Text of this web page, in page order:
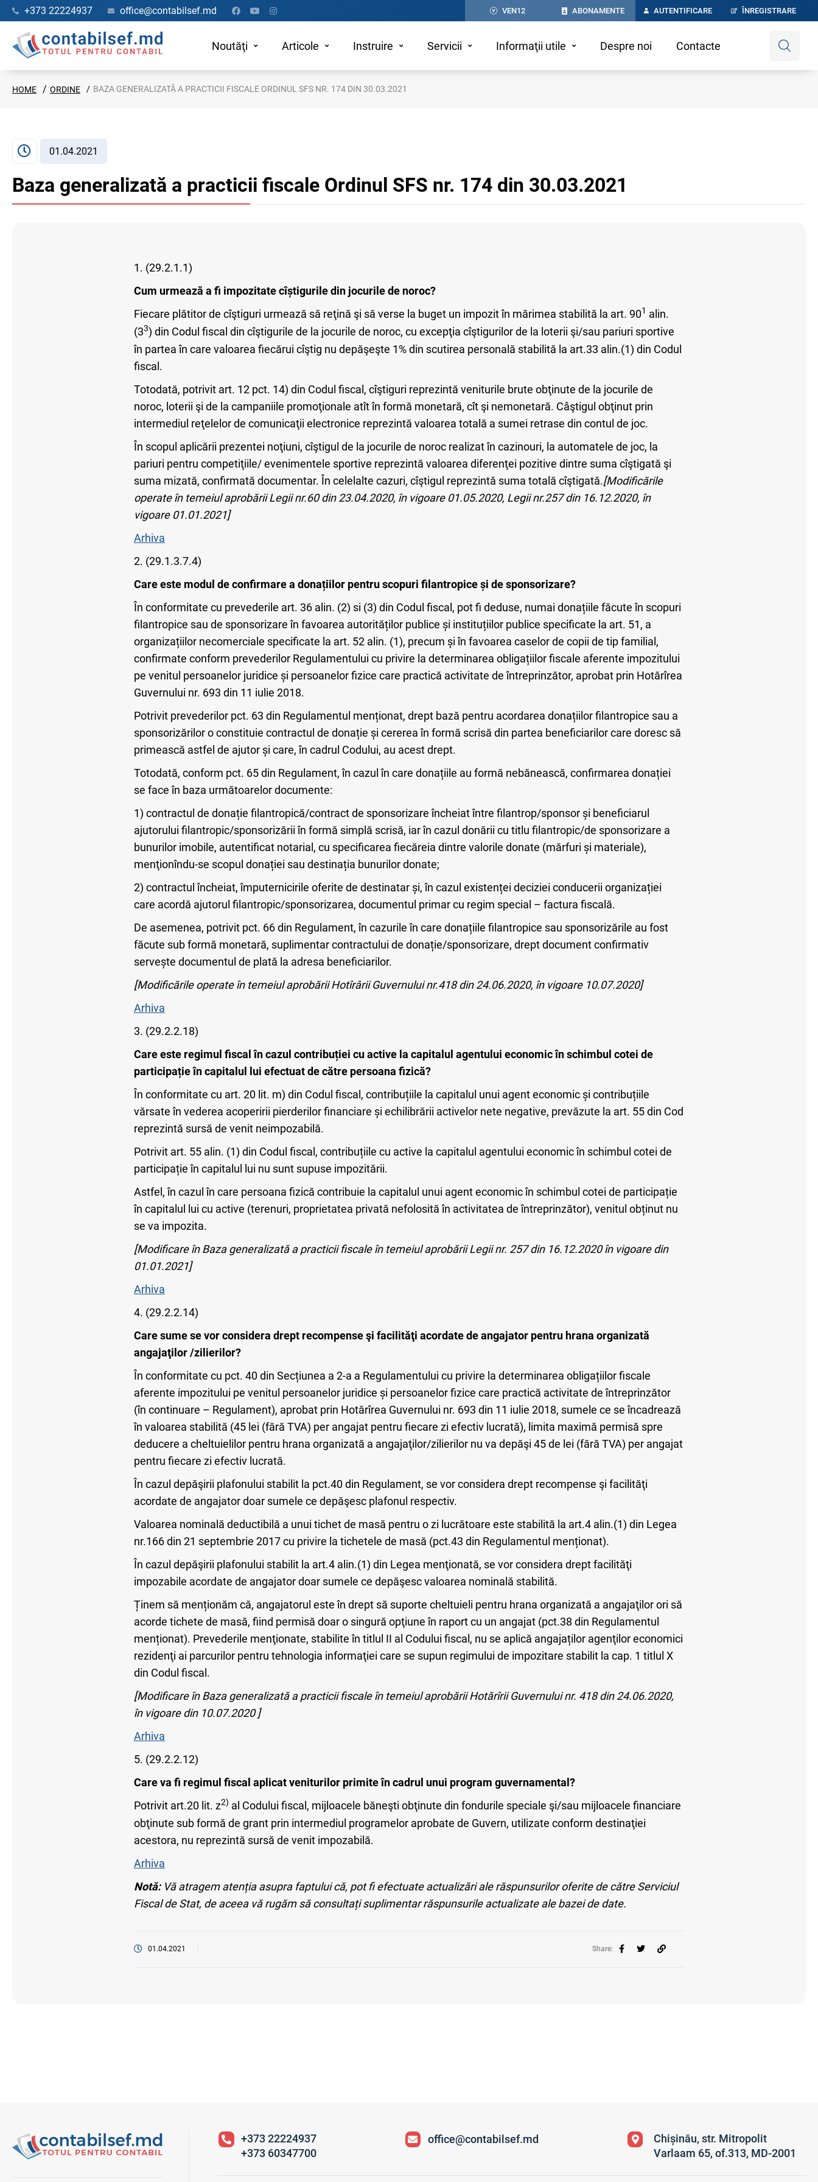
+373 22224937 office@contabilsef.md VEN12 ABONAMENTE AUTENTIFICARE ÎNREGISTRARE
Noutăţi Articole Instruire Servicii Informaţii utile Despre noi Contacte
HOME ORDINE BAZA GENERALIZATĂ A PRACTICII FISCALE ORDINUL SFS NR. 174 DIN 30.03.2021
01.04.2021
Baza generalizată a practicii fiscale Ordinul SFS nr. 174 din 30.03.2021
1. (29.2.1.1)
Cum urmează a fi impozitate cîștigurile din jocurile de noroc?
Fiecare plătitor de cîştiguri urmează să reţină şi să verse la buget un impozit în mărimea stabilită la art. 901 alin.
(33) din Codul fiscal din cîştigurile de la jocurile de noroc, cu excepţia cîştigurilor de la loterii şi/sau pariuri sportive
în partea în care valoarea fiecărui cîştig nu depăşeşte 1% din scutirea personală stabilită la art.33 alin.(1) din Codul
fiscal.
Totodată, potrivit art. 12 pct. 14) din Codul fiscal, cîştiguri reprezintă veniturile brute obţinute de la jocurile de
noroc, loterii şi de la campaniile promoţionale atît în formă monetară, cît şi nemonetară. Câştigul obţinut prin
intermediul reţelelor de comunicaţii electronice reprezintă valoarea totală a sumei retrase din contul de joc.
În scopul aplicării prezentei noţiuni, cîştigul de la jocurile de noroc realizat în cazinouri, la automatele de joc, la
pariuri pentru competiţiile/ evenimentele sportive reprezintă valoarea diferenţei pozitive dintre suma cîştigată şi
suma mizată, confirmată documentar. În celelalte cazuri, cîştigul reprezintă suma totală cîştigată.[Modificările
operate în temeiul aprobării Legii nr.60 din 23.04.2020, în vigoare 01.05.2020, Legii nr.257 din 16.12.2020, în
vigoare 01.01.2021]
Arhiva
2. (29.1.3.7.4)
Care este modul de confirmare a donațiilor pentru scopuri filantropice și de sponsorizare?
În conformitate cu prevederile art. 36 alin. (2) si (3) din Codul fiscal, pot fi deduse, numai donațiile făcute în scopuri
filantropice sau de sponsorizare în favoarea autorităților publice și instituțiilor publice specificate la art. 51, a
organizațiilor necomerciale specificate la art. 52 alin. (1), precum și în favoarea caselor de copii de tip familial,
confirmate conform prevederilor Regulamentului cu privire la determinarea obligațiilor fiscale aferente impozitului
pe venitul persoanelor juridice și persoanelor fizice care practică activitate de întreprinzător, aprobat prin Hotărîrea
Guvernului nr. 693 din 11 iulie 2018.
Potrivit prevederilor pct. 63 din Regulamentul menționat, drept bază pentru acordarea donațiilor filantropice sau a
sponsorizărilor o constituie contractul de donație și cererea în formă scrisă din partea beneficiarilor care doresc să
primească astfel de ajutor și care, în cadrul Codului, au acest drept.
Totodată, conform pct. 65 din Regulament, în cazul în care donațiile au formă nebănească, confirmarea donației
se face în baza următoarelor documente:
1) contractul de donație filantropică/contract de sponsorizare încheiat între filantrop/sponsor și beneficiarul
ajutorului filantropic/sponsorizării în formă simplă scrisă, iar în cazul donării cu titlu filantropic/de sponsorizare a
bunurilor imobile, autentificat notarial, cu specificarea fiecăreia dintre valorile donate (mărfuri și materiale),
menţionîndu-se scopul donației sau destinația bunurilor donate;
2) contractul încheiat, împuternicirile oferite de destinatar și, în cazul existenței deciziei conducerii organizației
care acordă ajutorul filantropic/sponsorizarea, documentul primar cu regim special – factura fiscală.
De asemenea, potrivit pct. 66 din Regulament, în cazurile în care donațiile filantropice sau sponsorizările au fost
făcute sub formă monetară, suplimentar contractului de donație/sponsorizare, drept document confirmativ
servește documentul de plată la adresa beneficiarilor.
[Modificările operate în temeiul aprobării Hotîrârii Guvernului nr.418 din 24.06.2020, în vigoare 10.07.2020]
Arhiva
3. (29.2.2.18)
Care este regimul fiscal în cazul contribuției cu active la capitalul agentului economic în schimbul cotei de
participație în capitalul lui efectuat de către persoana fizică?
În conformitate cu art. 20 lit. m) din Codul fiscal, contribuțiile la capitalul unui agent economic și contribuțiile
vărsate în vederea acoperirii pierderilor financiare și echilibrării activelor nete negative, prevăzute la art. 55 din Cod
reprezintă sursă de venit neimpozabilă.
Potrivit art. 55 alin. (1) din Codul fiscal, contribuțiile cu active la capitalul agentului economic în schimbul cotei de
participație în capitalul lui nu sunt supuse impozitării.
Astfel, în cazul în care persoana fizică contribuie la capitalul unui agent economic în schimbul cotei de participație
în capitalul lui cu active (terenuri, proprietatea privată nefolosită în activitatea de întreprinzător), venitul obținut nu
se va impozita.
[Modificare în Baza generalizată a practicii fiscale în temeiul aprobării Legii nr. 257 din 16.12.2020 în vigoare din
01.01.2021]
Arhiva
4. (29.2.2.14)
Care sume se vor considera drept recompense şi facilităţi acordate de angajator pentru hrana organizată
angajaţilor /zilierilor?
În conformitate cu pct. 40 din Secțiunea a 2-a а Regulamentului cu privire la determinarea obligațiilor fiscale
aferente impozitului pe venitul persoanelor juridice și persoanelor fizice care practică activitate de întreprinzător
(în continuare – Regulament), aprobat prin Hotărîrea Guvernului nr. 693 din 11 iulie 2018, sumele ce se încadrează
în valoarea stabilită (45 lei (fără TVA) per angajat pentru fiecare zi efectiv lucrată), limita maximă permisă spre
deducere a cheltuielilor pentru hrana organizată a angajaţilor/zilierilor nu va depăşi 45 de lei (fără TVA) per angajat
pentru fiecare zi efectiv lucrată.
În cazul depăşirii plafonului stabilit la pct.40 din Regulament, se vor considera drept recompense şi facilităţi
acordate de angajator doar sumele ce depăşesc plafonul respectiv.
Valoarea nominală deductibilă a unui tichet de masă pentru o zi lucrătoare este stabilită la art.4 alin.(1) din Legea
nr.166 din 21 septembrie 2017 cu privire la tichetele de masă (pct.43 din Regulamentul menționat).
În cazul depăşirii plafonului stabilit la art.4 alin.(1) din Legea menţionată, se vor considera drept facilităţi
impozabile acordate de angajator doar sumele ce depăşesc valoarea nominală stabilită.
Ținem să menționăm că, angajatorul este în drept să suporte cheltuieli pentru hrana organizată a angajaţilor ori să
acorde tichete de masă, fiind permisă doar o singură opţiune în raport cu un angajat (pct.38 din Regulamentul
menționat). Prevederile menţionate, stabilite în titlul II al Codului fiscal, nu se aplică angajaților agenţilor economici
rezidenţi ai parcurilor pentru tehnologia informaţiei care se supun regimului de impozitare stabilit la cap. 1 titlul X
din Codul fiscal.
[Modificare în Baza generalizată a practicii fiscale în temeiul aprobării Hotărîrii Guvernului nr. 418 din 24.06.2020,
în vigoare din 10.07.2020 ]
Arhiva
5. (29.2.2.12)
Care va fi regimul fiscal aplicat veniturilor primite în cadrul unui program guvernamental?
Potrivit art.20 lit. z2) al Codului fiscal, mijloacele băneşti obţinute din fondurile speciale şi/sau mijloacele financiare
obţinute sub formă de grant prin intermediul programelor aprobate de Guvern, utilizate conform destinaţiei
acestora, nu reprezintă sursă de venit impozabilă.
Arhiva
Notă:Vă atragem atenția asupra faptului că, pot fi efectuate actualizări ale răspunsurilor oferite de către Serviciul
Fiscal de Stat, de aceea vă rugăm să consultați suplimentar răspunsurile actualizate ale bazei de date.
01.04.2021 Share:
+373 22224937
+373 60347700
office@contabilsef.md
Chișinău, str. Mitropolit
Varlaam 65, of.313, MD-2001